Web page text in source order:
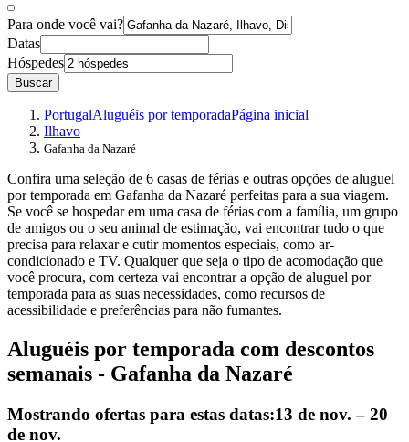
Para onde você vai?
Datas
Hóspedes
Buscar
PortugalAluguéis por temporadaPágina inicial
Ilhavo
Gafanha da Nazaré
Confira uma seleção de 6 casas de férias e outras opções de aluguel
por temporada em Gafanha da Nazaré perfeitas para a sua viagem.
Se você se hospedar em uma casa de férias com a família, um grupo
de amigos ou o seu animal de estimação, vai encontrar tudo o que
precisa para relaxar e cutir momentos especiais, como ar-
condicionado e TV. Qualquer que seja o tipo de acomodação que
você procura, com certeza vai encontrar a opção de aluguel por
temporada para as suas necessidades, como recursos de
acessibilidade e preferências para não fumantes.
Aluguéis por temporada com descontos
semanais - Gafanha da Nazaré
Mostrando ofertas para estas datas:13 de nov. – 20
de nov.